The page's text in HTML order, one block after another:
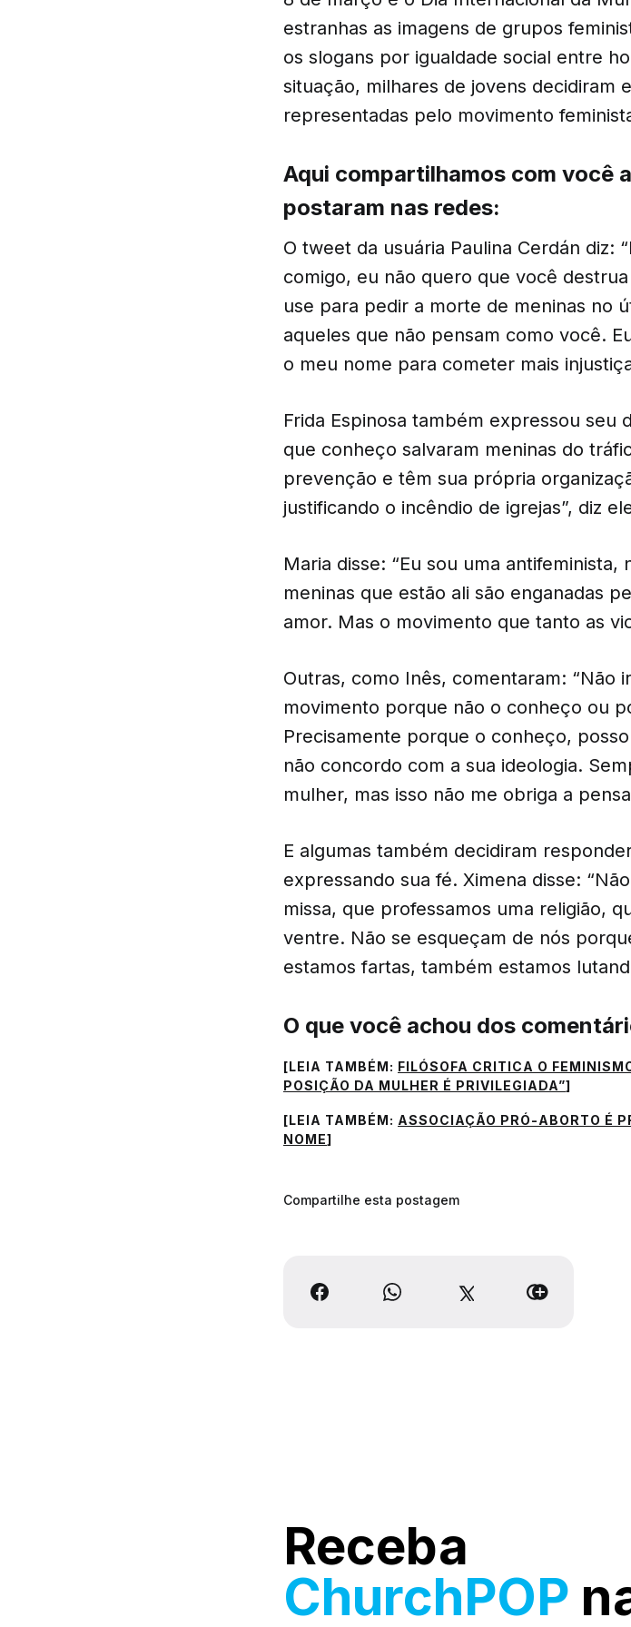
estranhas as imagens de grupos
os slogans por igualdade social entre
situação, milhares de jovens decidiram
representadas pelo movimento
Aqui compartilhamos com você
postaram nas redes:
O tweet da usuária Paulina Cerdán diz:
comigo, eu não quero que você
use para pedir a morte de meninas no
aqueles que não pensam como você.
o meu nome para cometer mais
Frida Espinosa também expressou seu
que conheço salvaram meninas do
prevenção e têm sua própria
justificando o incêndio de igrejas”, diz
Maria disse: “Eu sou uma
meninas que estão ali são enganadas
amor. Mas o movimento que tanto as
Outras, como Inês, comentaram: “Não
movimento porque não o conheço ou
Precisamente porque o conheço,
não concordo com a sua ideologia.
mulher, mas isso não me obriga a
E algumas também decidiram
expressando sua fé. Ximena disse:
missa, que professamos uma religião,
ventre. Não se esqueçam de nós
estamos fartas, também estamos
O que você achou dos
[LEIA TAMBÉM: FILÓSOFA CRITICA O
POSIÇÃO DA MULHER É PRIVILEGIADA”]
[LEIA TAMBÉM: ASSOCIAÇÃO PRÓ-ABORTO É
NOME]
Compartilhe esta postagem
Receba
ChurchPOP